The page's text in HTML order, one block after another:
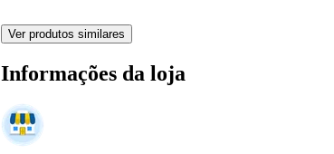
Ver produtos similares
Informações da loja